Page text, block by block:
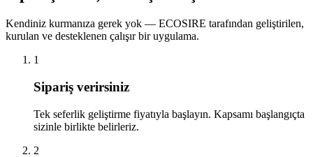
Kendiniz kurmanıza gerek yok — ECOSIRE tarafından geliştirilen,
kurulan ve desteklenen çalışır bir uygulama.
1
Sipariş verirsiniz
Tek seferlik geliştirme fiyatıyla başlayın. Kapsamı başlangıçta
sizinle birlikte belirleriz.
2